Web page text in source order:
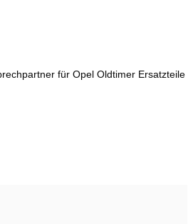
für Opel Oldtimer Ersatzteile